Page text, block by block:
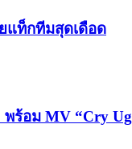
แท็กทีมสุดเดือด
ร้อม MV “Cry